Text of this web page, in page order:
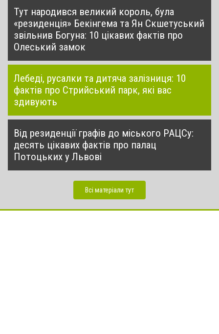
Тут народився великий король, була
«резиденція» Бекінгема та Ян Скшетуський
звільнив Богуна: 10 цікавих фактів про
Олеський замок
Лебеді, русалки та дитяча залізниця: 10
фактів про Стрийський парк, які вас
здивують
Від резиденції графів до міського РАЦСу:
десять цікавих фактів про палац
Потоцьких у Львові
Всі матеріали тут